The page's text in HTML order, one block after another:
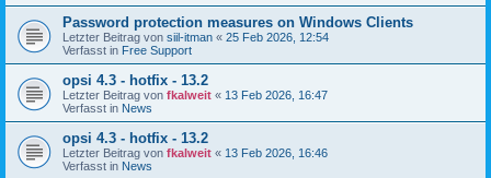
Password protection measures on Windows Clients
Letzter Beitrag von siil-itman « 25 Feb 2026, 12:54
Verfasst in Free Support
opsi 4.3 - hotfix - 13.2
Letzter Beitrag von fkalweit « 13 Feb 2026, 16:47
Verfasst in News
opsi 4.3 - hotfix - 13.2
Letzter Beitrag von fkalweit « 13 Feb 2026, 16:46
Verfasst in News